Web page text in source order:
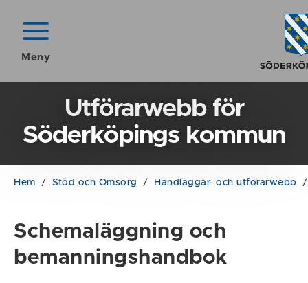
Meny
Utförarwebb för
Söderköpings kommun
Hem / Stöd och Omsorg / Handläggar- och utförarwebb
Schemaläggning och
bemanningshandbok